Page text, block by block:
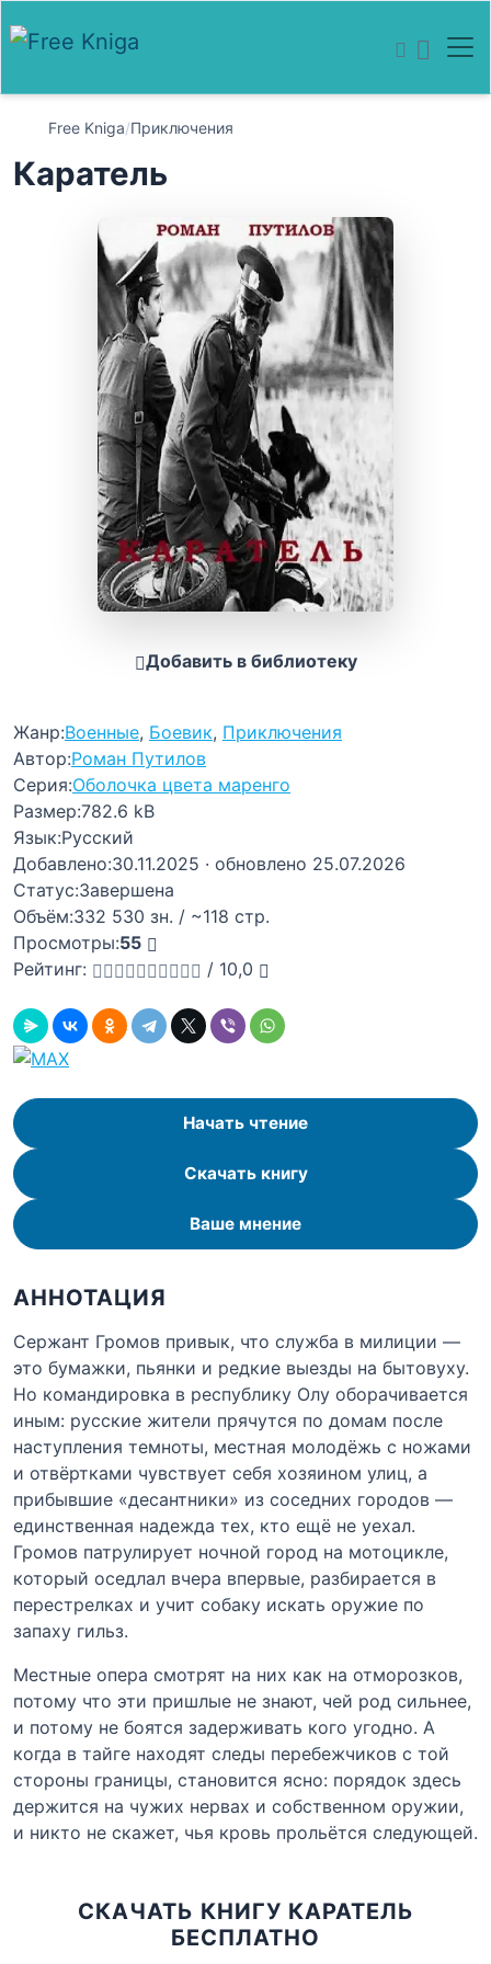
Free Kniga/Приключения
Каратель
Добавить в библиотеку
Жанр:Военные, Боевик, Приключения
Автор:Роман Путилов
Серия:Оболочка цвета маренго
Размер:782.6 kB
Язык:Русский
Добавлено:30.11.2025 · обновлено 25.07.2026
Статус:Завершена
Объём:332 530 зн. / ~118 стр.
Просмотры:55
Рейтинг:
/ 10,0
Начать чтение
Скачать книгу
Ваше мнение
АННОТАЦИЯ
Сержант Громов привык, что служба в милиции —
это бумажки, пьянки и редкие выезды на бытовуху.
Но командировка в республику Олу оборачивается
иным: русские жители прячутся по домам после
наступления темноты, местная молодёжь с ножами
и отвёртками чувствует себя хозяином улиц, а
прибывшие «десантники» из соседних городов —
единственная надежда тех, кто ещё не уехал.
Громов патрулирует ночной город на мотоцикле,
который оседлал вчера впервые, разбирается в
перестрелках и учит собаку искать оружие по
запаху гильз.
Местные опера смотрят на них как на отморозков,
потому что эти пришлые не знают, чей род сильнее,
и потому не боятся задерживать кого угодно. А
когда в тайге находят следы перебежчиков с той
стороны границы, становится ясно: порядок здесь
держится на чужих нервах и собственном оружии,
и никто не скажет, чья кровь прольётся следующей.
СКАЧАТЬ КНИГУ КАРАТЕЛЬ
БЕСПЛАТНО